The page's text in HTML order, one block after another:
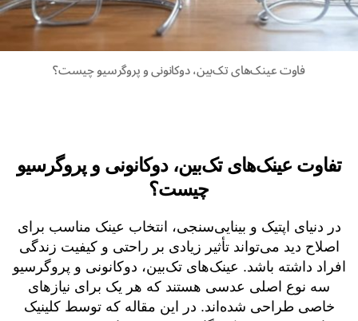
فاوت عینک‌های تک‌بین، دوکانونی و پروگرسیو چیست؟
تفاوت عینک‌های تک‌بین، دوکانونی و پروگرسیو
چیست؟
در دنیای اپتیک و بینایی‌سنجی، انتخاب عینک مناسب برای
اصلاح دید می‌تواند تأثیر زیادی بر راحتی و کیفیت زندگی
افراد داشته باشد. عینک‌های تک‌بین، دوکانونی و پروگرسیو
سه نوع اصلی عدسی هستند که هر یک برای نیازهای
خاصی طراحی شده‌اند. در این مقاله که توسط کلینیک